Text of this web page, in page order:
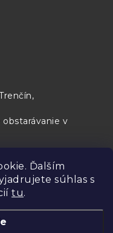
Ďalším
súhlas s
tu.
v
ústav Piešťany